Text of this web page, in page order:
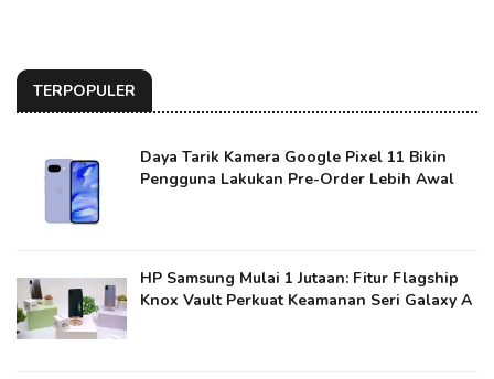
TERPOPULER
Daya Tarik Kamera Google Pixel 11 Bikin
Pengguna Lakukan Pre-Order Lebih Awal
HP Samsung Mulai 1 Jutaan: Fitur Flagship
Knox Vault Perkuat Keamanan Seri Galaxy A